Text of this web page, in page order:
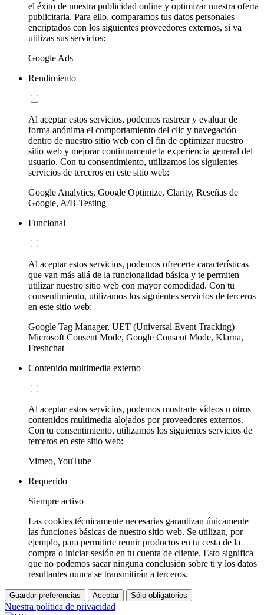
el éxito de nuestra publicidad online y optimizar nuestra oferta
publicitaria. Para ello, comparamos tus datos personales
encriptados con los siguientes proveedores externos, si ya
utilizas sus servicios:
Google Ads
Rendimiento
Al aceptar estos servicios, podemos rastrear y evaluar de
forma anónima el comportamiento del clic y navegación
dentro de nuestro sitio web con el fin de optimizar nuestro
sitio web y mejorar continuamente la experiencia general del
usuario. Con tu consentimiento, utilizamos los siguientes
servicios de terceros en este sitio web:
Google Analytics, Google Optimize, Clarity, Reseñas de
Google, A/B-Testing
Funcional
Al aceptar estos servicios, podemos ofrecerte características
que van más allá de la funcionalidad básica y te permiten
utilizar nuestro sitio web con mayor comodidad. Con tu
consentimiento, utilizamos los siguientes servicios de terceros
en este sitio web:
Google Tag Manager, UET (Universal Event Tracking)
Microsoft Consent Mode, Google Consent Mode, Klarna,
Freshchat
Contenido multimedia externo
Al aceptar estos servicios, podemos mostrarte vídeos u otros
contenidos multimedia alojados por proveedores externos.
Con tu consentimiento, utilizamos los siguientes servicios de
terceros en este sitio web:
Vimeo, YouTube
Requerido
Siempre activo
Las cookies técnicamente necesarias garantizan únicamente
las funciones básicas de nuestro sitio web. Se utilizan, por
ejemplo, para permitirte reunir productos en tu cesta de la
compra o iniciar sesión en tu cuenta de cliente. Esto significa
que no podemos sacar ninguna conclusión sobre ti y los datos
resultantes nunca se transmitirán a terceros.
Guardar preferencias Aceptar Sólo obligatorios
Nuestra política de privacidad